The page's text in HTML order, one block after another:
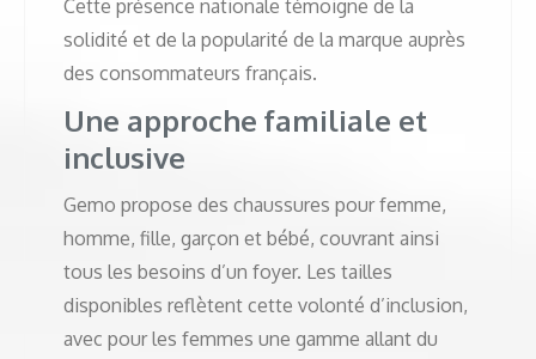
Cette présence nationale témoigne de la
solidité et de la popularité de la marque auprès
des consommateurs français.
Une approche familiale et
inclusive
Gemo propose des chaussures pour femme,
homme, fille, garçon et bébé, couvrant ainsi
tous les besoins d’un foyer. Les tailles
disponibles reflètent cette volonté d’inclusion,
avec pour les femmes une gamme allant du